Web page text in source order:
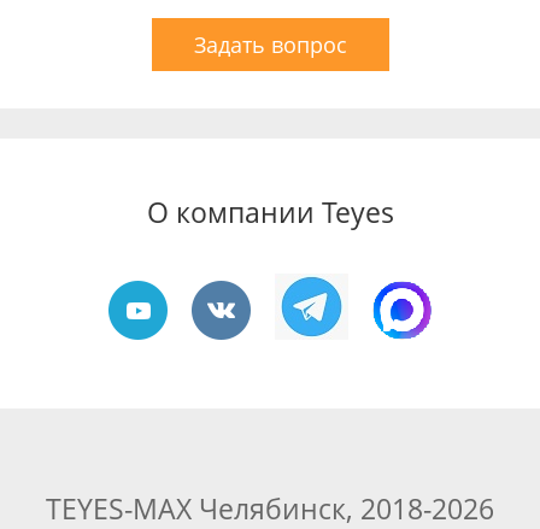
Задать вопрос
О компании Teyes
TEYES-MAX Челябинск, 2018-2026